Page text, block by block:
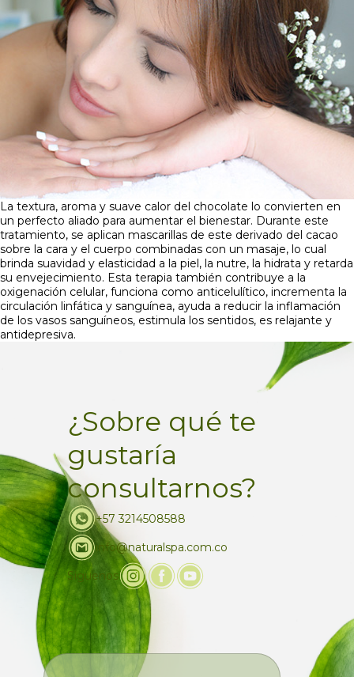
La textura, aroma y suave calor del chocolate lo convierten en
un perfecto aliado para aumentar el bienestar. Durante este
tratamiento, se aplican mascarillas de este derivado del cacao
sobre la cara y el cuerpo combinadas con un masaje, lo cual
brinda suavidad y elasticidad a la piel, la nutre, la hidrata y retarda
su envejecimiento. Esta terapia también contribuye a la
oxigenación celular, funciona como anticelulítico, incrementa la
circulación linfática y sanguínea, ayuda a reducir la inflamación
de los vasos sanguíneos, estimula los sentidos, es relajante y
antidepresiva.
¿Sobre qué te
gustaría
consultarnos?
+57 3214508588
info@naturalspa.com.co
Siguenos